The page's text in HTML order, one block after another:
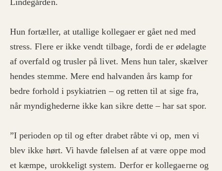
Lindegården.
Hun fortæller, at utallige kollegaer er gået ned med
stress. Flere er ikke vendt tilbage, fordi de er ødelagte
af overfald og trusler på livet. Mens hun taler, skælver
hendes stemme. Mere end halvanden års kamp for
bedre forhold i psykiatrien – og retten til at sige fra,
når myndighederne ikke kan sikre dette – har sat spor.
”I perioden op til og efter drabet råbte vi op, men vi
blev ikke hørt. Vi havde følelsen af at være oppe mod
et kæmpe, urokkeligt system. Derfor er kollegaerne og